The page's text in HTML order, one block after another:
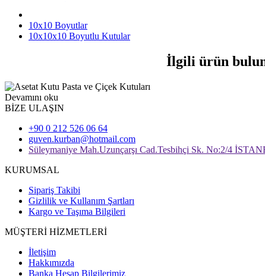
10x10 Boyutlar
10x10x10 Boyutlu Kutular
İlgili ürün
Devamını oku
BİZE ULAŞIN
+90 0 212 526 06 64
guven.kurban@hotmail.com
Süleymaniye Mah.Uzunçarşı Cad.Tesbihçi Sk. No:2/4
KURUMSAL
Sipariş Takibi
Gizlilik ve Kullanım Şartları
Kargo ve Taşıma Bilgileri
MÜŞTERİ HİZMETLERİ
İletişim
Hakkımızda
Banka Hesap Bilgilerimiz